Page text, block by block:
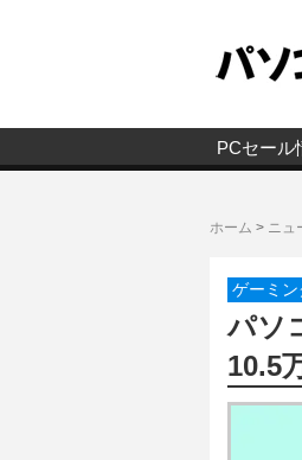
PCセール
ホーム > ニュ
ゲーミ
パソ
10.5